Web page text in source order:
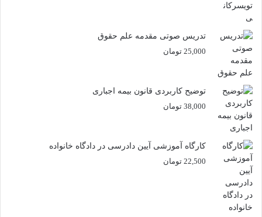
تدریس صوتی مقدمه علم حقوق
25,000 تومان
توضیح کاربردی قانون بیمه اجباری
38,000 تومان
کارگاه آموزشی آیین دادرسی در دادگاه خانواده
22,500 تومان